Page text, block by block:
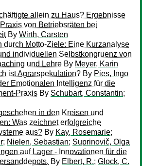
allein zu Haus? Ergebnisse
von Betriebsräten bei
By Wirth, Carsten
durch Motto-Ziele: Eine Kurzanalyse
individuellen Selbstkongruenz von
und Lehre By Meyer, Karin
ist Agrarspekulation? By Pies, Ingo
Emotionalen Intelligenz für die
Praxis By Schubart, Constantin;
in den Kreisen und
Was zeichnet erfolgreiche
aus? By Kay, Rosemarie;
; Nielen, Sebastian; Suprinovič, Olga
auf Lager - Innovationen für die
By Elbert, R.; Glock, C.